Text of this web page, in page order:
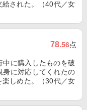
給された。（40代／女
78.56点
に購入したものを破
身に対応してくれたの
楽しめた。（30代／女